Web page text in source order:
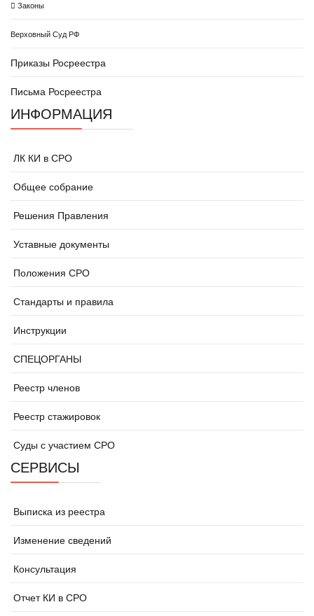
Законы
Верховный Суд РФ
Приказы Росреестра
Письма Росреестра
ИНФОРМАЦИЯ
ЛК КИ в СРО
Общее собрание
Решения Правления
Уставные документы
Положения СРО
Стандарты и правила
Инструкции
СПЕЦОРГАНЫ
Реестр членов
Реестр стажировок
Суды с участием СРО
СЕРВИСЫ
Выписка из реестра
Изменение сведений
Консультация
Отчет КИ в СРО